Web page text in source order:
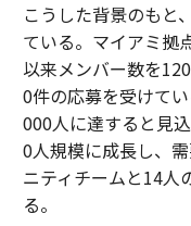
こうした背景のもと
ている。マイアミ拠
以来メンバー数を
0件の応募を受けて
000人に達すると見
0人規模に成長し、
ニティチームと14人
る。